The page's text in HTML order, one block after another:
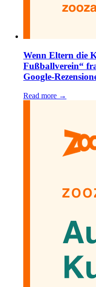
Wenn Eltern die
Fußballverein“
Google-
Read more →